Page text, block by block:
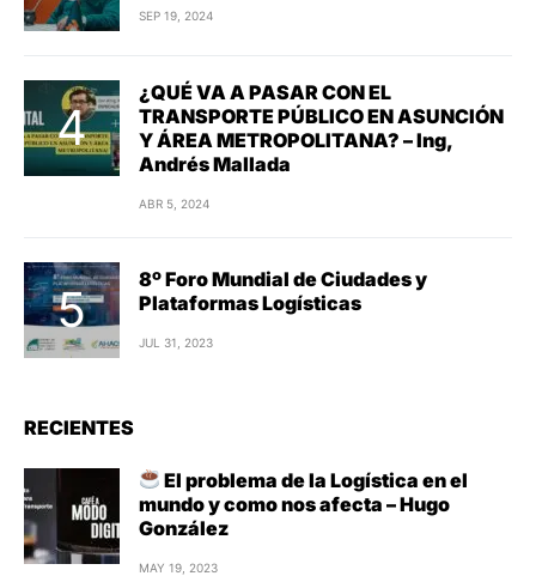
SEP 19, 2024
¿QUÉ VA A PASAR CON EL
TRANSPORTE PÚBLICO EN ASUNCIÓN
Y ÁREA METROPOLITANA? – Ing,
Andrés Mallada
ABR 5, 2024
8º Foro Mundial de Ciudades y
Plataformas Logísticas
JUL 31, 2023
RECIENTES
El problema de la Logística en el
mundo y como nos afecta – Hugo
González
MAY 19, 2023